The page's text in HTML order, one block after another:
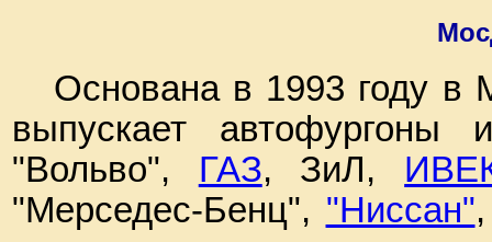
Основана в 1993 году в
выпускает
"Вольво", ГАЗ, ЗиЛ,
"Мерседес-Бенц", "Ниссан"